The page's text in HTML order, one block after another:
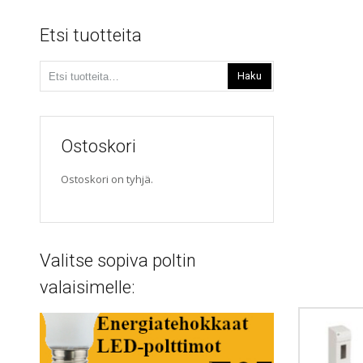
Etsi tuotteita
Haku
Ostoskori
Ostoskori on tyhjä.
Valitse sopiva poltin
valaisimelle: